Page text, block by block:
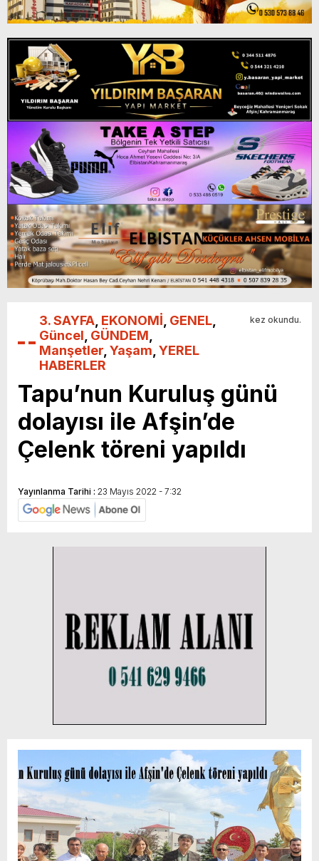
3. SAYFA EKONOMİ GENEL
Güncel GÜNDEM
Manşetler Yaşam YEREL
HABERLER
kez okundu.
Tapu’nun Kuruluş günü
dolayısı ile Afşin’de
Çelenk töreni yapıldı
Yayınlanma Tarihi : 23 Mayıs 2022 - 7:32